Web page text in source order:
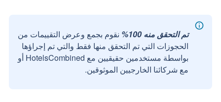
تم التحقق منه 100%
نقوم بجمع وعرض التقييمات من
الحجوزات التي تم التحقق منها فقط والتي تم إجراؤها
بواسطة مستخدمين حقيقيين مع HotelsCombined أو
مع شركائنا الخارجيين الموثوقين.